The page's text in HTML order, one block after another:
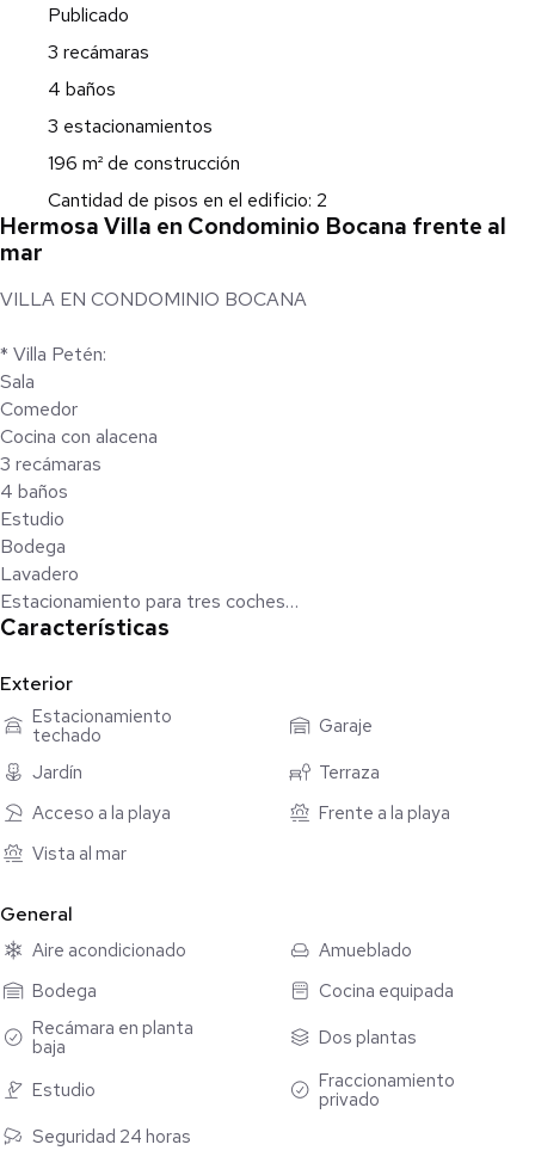
Publicado
3 recámaras
4 baños
3 estacionamientos
196 m² de construcción
Cantidad de pisos en el edificio: 2
Hermosa Villa en Condominio Bocana frente al
mar
VILLA EN CONDOMINIO BOCANA
* Villa Petén:
Sala
Comedor
Cocina con alacena
3 recámaras
4 baños
Estudio
Bodega
Lavadero
Estacionamiento para tres coches
Alberca propia
*Descripción de complejo Bocana*
Guardias y cámaras de seguridad 24/7
Caseta de vigilancia para entrada/salida de vehículos
Dos albercas
Baños en área de albercas
Mirador
Pet friendly
Estacionamiento para invitados
Marina seca
Venta sin muebles: $10,600,000
Venta con muebles y equipada : $10,800,000
Características
Exterior
Estacionamiento
techado
Garaje
Jardín
Terraza
Acceso a la playa
Frente a la playa
Vista al mar
General
Aire acondicionado
Amueblado
Bodega
Cocina equipada
Recámara en planta
baja
Dos plantas
Estudio
Fraccionamiento
privado
Seguridad 24 horas